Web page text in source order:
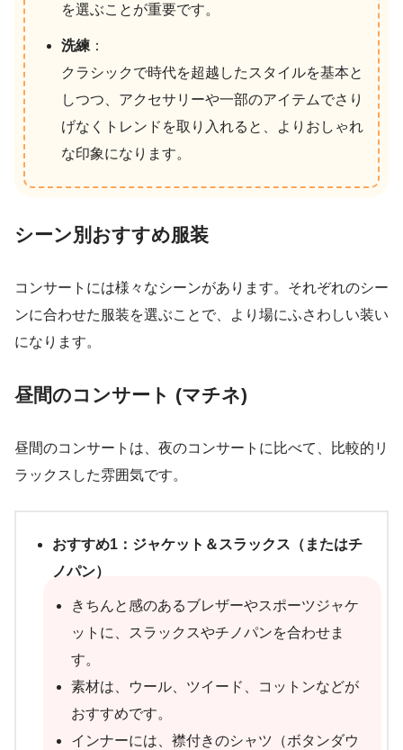
を選ぶことが重要です。
洗練 ：
クラシックで時代を超越したスタイルを基本と
しつつ、アクセサリーや一部のアイテムでさり
げなくトレンドを取り入れると、よりおしゃれ
な印象になります。
シーン別おすすめ服装
コンサートには様々なシーンがあります。それぞれのシー
ンに合わせた服装を選ぶことで、より場にふさわしい装い
になります。
昼間のコンサート (マチネ)
昼間のコンサートは、夜のコンサートに比べて、比較的リ
ラックスした雰囲気です。
おすすめ1：ジャケット＆スラックス（またはチ
ノパン）
きちんと感のあるブレザーやスポーツジャケ
ットに、スラックスやチノパンを合わせま
す。
素材は、ウール、ツイード、コットンなどが
おすすめです。
インナーには、襟付きのシャツ（ボタンダウ